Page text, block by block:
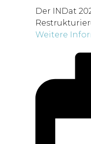
Der INDat
Weitere